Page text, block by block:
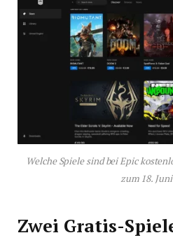
Welche Spiele sind bei Epic
zum 18.
Zwei Gratis-